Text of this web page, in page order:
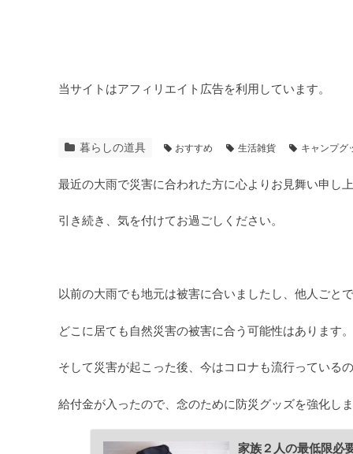
当サイトはアフィリエイト広告を利用しています。
暮らしの道具 おすすめ 生活雑貨 キャンプグ
最近の大雨で災害に合われた方に心よりお見舞い申し
引き続き、気を付けてお過ごしください。
以前の大雨でも地元は被害に合いましたし、他人ごと
どこに居ても自然災害の被害に合う可能性はあります。
そして災害が起こった後、今はコロナも流行っている
給付金が入ったので、念のために防災グッズを強化し
家族２人の最低限必